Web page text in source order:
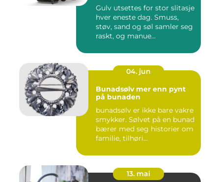
Gulv utsettes for stor slitasje
hver eneste dag. Smuss,
støv, sand og søl samler seg
raskt, og manue...
04. jun
Bunadsølv mer enn pynt
på bunaden
bunadsølv er ikke bare vakre
smykker. Sølvet på en bunad
bærer med seg historier om
familie, tilhøri...
13. mai